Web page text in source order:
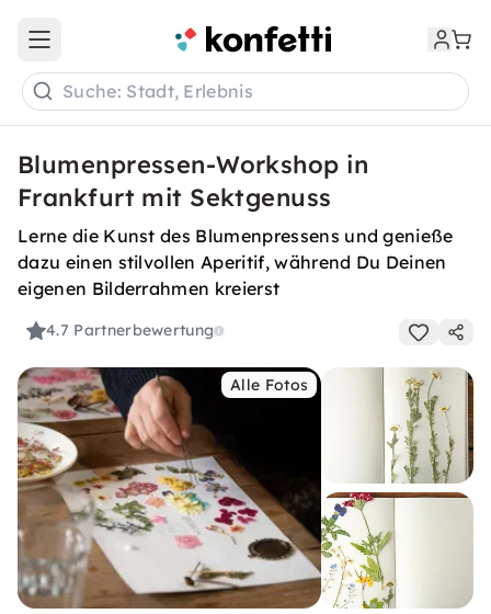
Open main menu
Suche: Stadt, Erlebnis
Blumenpressen-Workshop in
Frankfurt mit Sektgenuss
Lerne die Kunst des Blumenpressens und genieße
dazu einen stilvollen Aperitif, während Du Deinen
eigenen Bilderrahmen kreierst
4.7 Partnerbewertung
Alle Fotos